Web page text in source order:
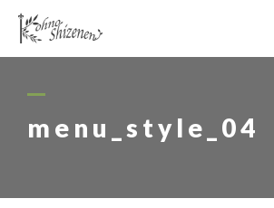
menu_style_04
メディア